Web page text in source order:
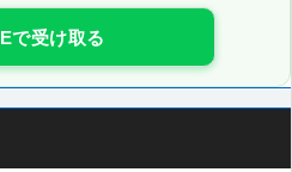
で受け取る